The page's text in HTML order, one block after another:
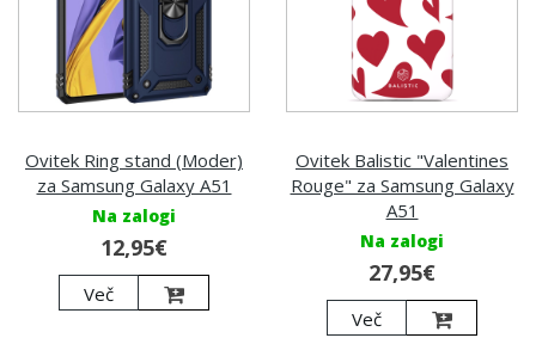
Ovitek Ring stand (Moder)
za Samsung Galaxy A51
Na zalogi
12,95€
Več
Ovitek Balistic "Valentines
Rouge" za Samsung Galaxy
A51
Na zalogi
27,95€
Več